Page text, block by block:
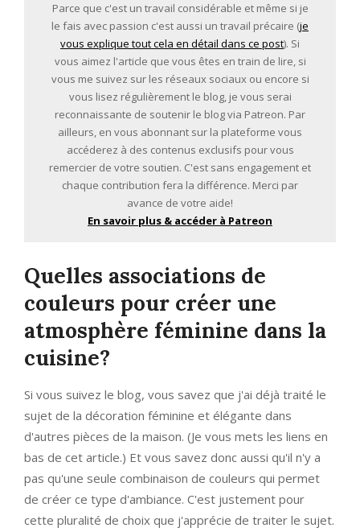
Parce que c'est un travail considérable et même si je
le fais avec passion c'est aussi un travail précaire (je
vous explique tout cela en détail dans ce post). Si
vous aimez l'article que vous êtes en train de lire, si
vous me suivez sur les réseaux sociaux ou encore si
vous lisez régulièrement le blog, je vous serai
reconnaissante de soutenir le blog via Patreon. Par
ailleurs, en vous abonnant sur la plateforme vous
accéderez à des contenus exclusifs pour vous
remercier de votre soutien. C'est sans engagement et
chaque contribution fera la différence. Merci par
avance de votre aide!
En savoir plus & accéder à Patreon
Quelles associations de
couleurs pour créer une
atmosphère féminine dans la
cuisine?
Si vous suivez le blog, vous savez que j'ai déjà traité le
sujet de la décoration féminine et élégante dans
d'autres pièces de la maison. (Je vous mets les liens en
bas de cet article.) Et vous savez donc aussi qu'il n'y a
pas qu'une seule combinaison de couleurs qui permet
de créer ce type d'ambiance. C'est justement pour
cette pluralité de choix que j'apprécie de traiter le sujet.